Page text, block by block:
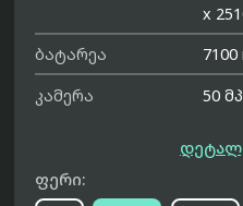
x
ბატარეა
7100
კამერა
50 მპ
ფერი: